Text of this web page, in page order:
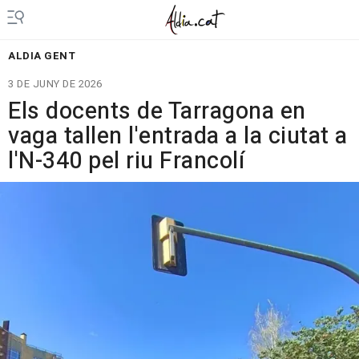
ALDIA GENT
3 DE JUNY DE 2026
Els docents de Tarragona en
vaga tallen l'entrada a la ciutat a
l'N-340 pel riu Francolí